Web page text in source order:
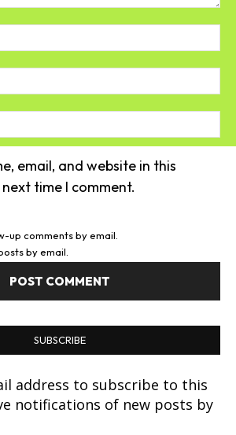
email, and website in this
time I comment.
up comments by email.
by email.
SUBSCRIBE
address to subscribe to this
notifications of new posts by